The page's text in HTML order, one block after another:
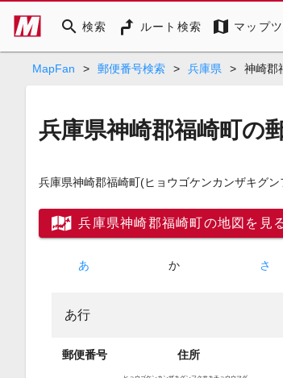
search 検索 ルート検索 map マップ
MapFan > 郵便番号検索 > 兵庫県 > 神崎郡
兵庫県神崎郡福崎町の
兵庫県神崎郡福崎町(ヒョウゴケンカンザキグ
兵庫県神崎郡福崎町の地図を見
あ か さ
あ行
郵便番号 住所